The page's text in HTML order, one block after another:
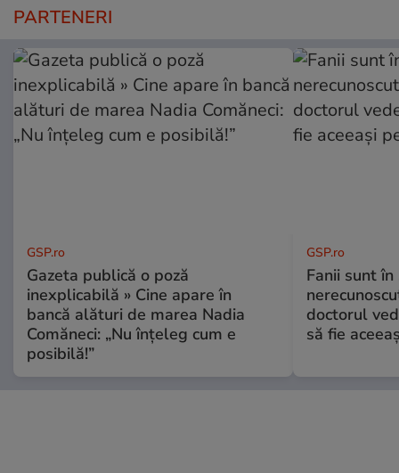
PARTENERI
GSP.ro
Gazeta publică o poză
inexplicabilă » Cine apare în
bancă alături de marea Nadia
Comăneci: „Nu înțeleg cum e
posibilă!”
GSP.ro
Fanii sunt în
doctorul
să fie